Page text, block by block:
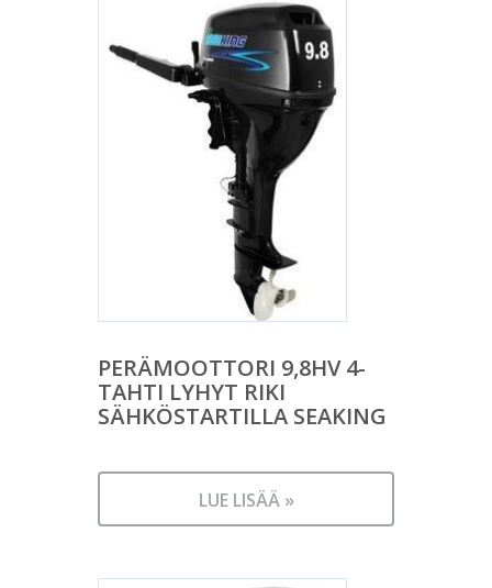
PERÄMOOTTORI 9,8HV 4-
TAHTI LYHYT RIKI
SÄHKÖSTARTILLA SEAKING
LUE LISÄÄ »